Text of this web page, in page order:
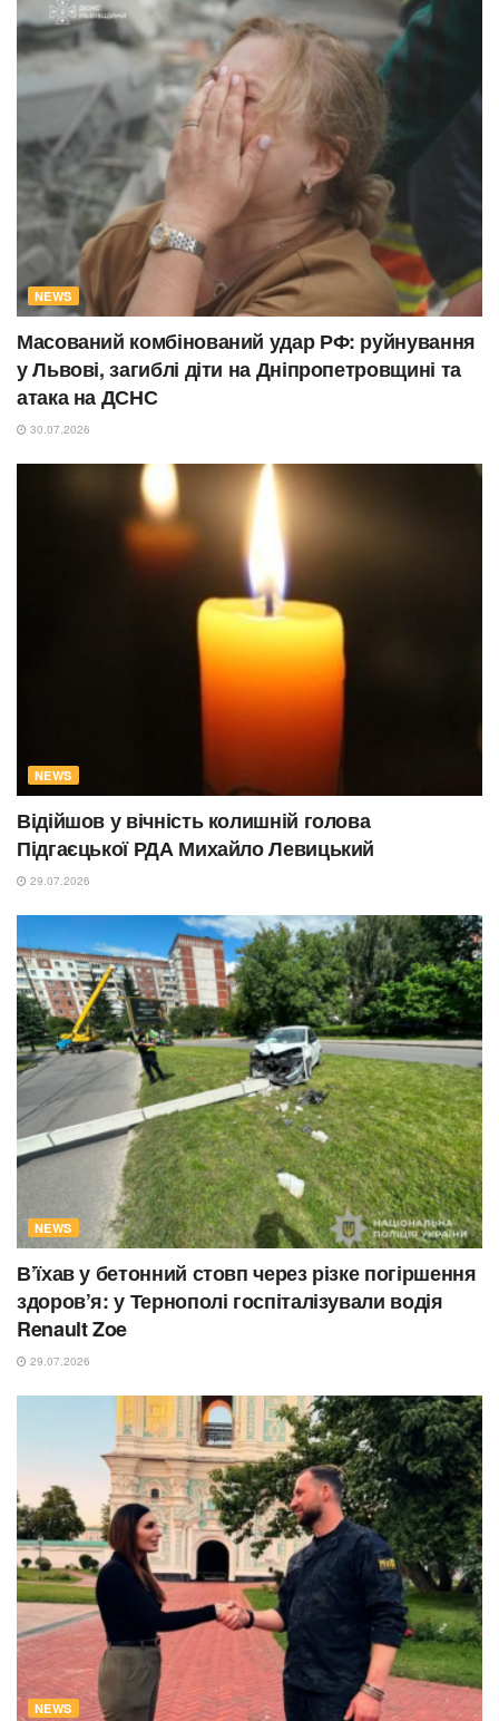
NEWS
Масований комбінований удар РФ: руйнування
у Львові, загиблі діти на Дніпропетровщині та
атака на ДСНС
30.07.2026
NEWS
Відійшов у вічність колишній голова
Підгаєцької РДА Михайло Левицький
29.07.2026
NEWS
В’їхав у бетонний стовп через різке погіршення
здоров’я: у Тернополі госпіталізували водія
Renault Zoe
29.07.2026
NEWS